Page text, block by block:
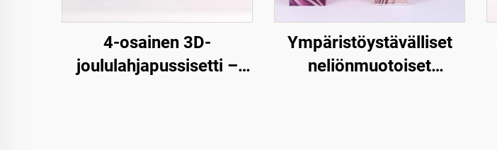
4-osainen 3D-
joululahjapussisetti –
Ympäristöystävälliset
neliönmuotoiset